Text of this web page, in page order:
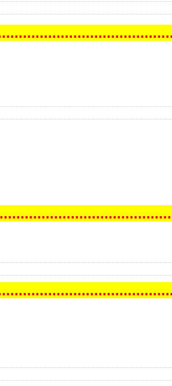
........................................
........................................
........................................